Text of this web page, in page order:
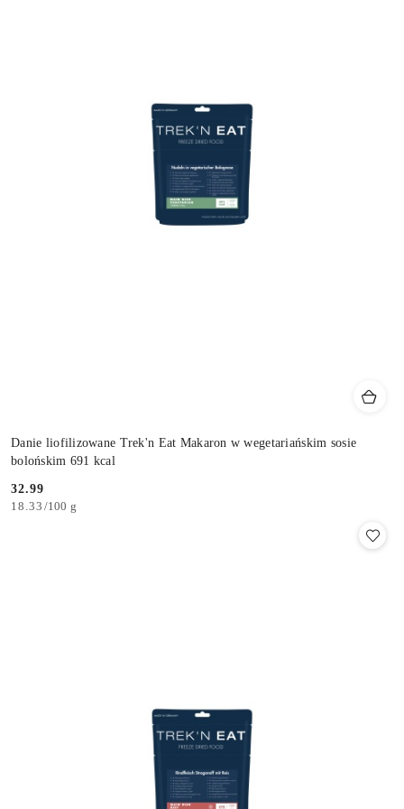
Danie liofilizowane Trek'n Eat Makaron w wegetariańskim sosie
bolońskim 691 kcal
Cena:
32.99
18.33 /100 g